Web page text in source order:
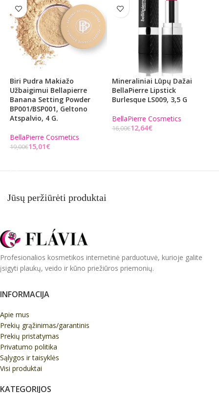
Biri Pudra Makiažo
Užbaigimui Bellapierre
Banana Setting Powder
BP001/BSP001, Geltono
Atspalvio, 4 G.
BellaPierre Cosmetics
19,00€15,01€
Mineraliniai Lūpų Dažai
BellaPierre Lipstick
Burlesque LS009, 3,5 G
BellaPierre Cosmetics
16,00€12,64€
Jūsų peržiūrėti produktai
Profesionalios kosmetikos internetinė parduotuvė, kurioje galite
įsigyti plaukų, veido ir kūno priežiūros priemonių.
INFORMACIJA
Apie mus
Prekių grąžinimas/garantinis
Prekių pristatymas
Privatumo politika
Sąlygos ir taisyklės
Visi produktai
KATEGORIJOS